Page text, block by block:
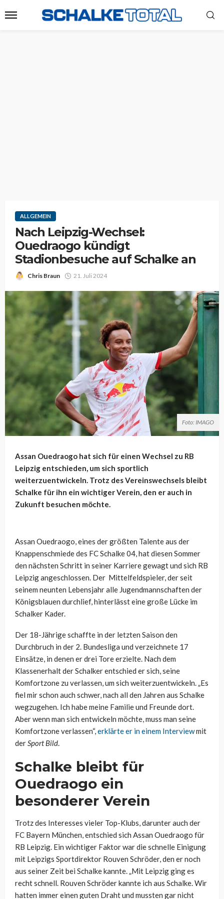
ALLGEMEIN
Nach Leipzig-Wechsel:
Ouedraogo kündigt
Stadionbesuche auf Schalke an
Chris Braun 21. Juli 2024
Foto: IMAGO
Assan Ouedraogo hat sich für einen Wechsel zu RB
Leipzig entschieden, um sich sportlich
weiterzuentwickeln. Trotz des Vereinswechsels bleibt
Schalke für ihn ein wichtiger Verein, den er auch in
Zukunft besuchen möchte.
Assan Ouedraogo, eines der größten Talente aus der
Knappenschmiede des FC Schalke 04, hat diesen Sommer
den nächsten Schritt in seiner Karriere gewagt und sich RB
Leipzig angeschlossen. Der Mittelfeldspieler, der seit
seinem neunten Lebensjahr alle Jugendmannschaften der
Königsblauen durchlief, hinterlässt eine große Lücke im
Schalker Kader.
Der 18-Jährige schaffte in der letzten Saison den
Durchbruch in der 2. Bundesliga und verzeichnete 17
Einsätze, in denen er drei Tore erzielte. Nach dem
Klassenerhalt der Schalker entschied er sich, seine
Komfortzone zu verlassen, um sich weiterzuentwickeln. „Es
fiel mir schon auch schwer, nach all den Jahren aus Schalke
wegzugehen. Ich habe meine Familie und Freunde dort.
Aber wenn man sich entwickeln möchte, muss man seine
Komfortzone verlassen“,erklärte er in einem Interviewmit
derSport Bild.
Schalke bleibt für
Ouedraogo ein
besonderer Verein
Trotz des Interesses vieler Top-Klubs, darunter auch der
FC Bayern München, entschied sich Assan Ouedraogo für
RB Leipzig. Ein wichtiger Faktor war die schnelle Einigung
mit Leipzigs Sportdirektor Rouven Schröder, den er noch
aus seiner Zeit bei Schalke kannte. „Mit Leipzig ging es
recht schnell. Rouven Schröder kannte ich aus Schalke. Wir
hatten immer einen guten Draht und mussten gar nicht